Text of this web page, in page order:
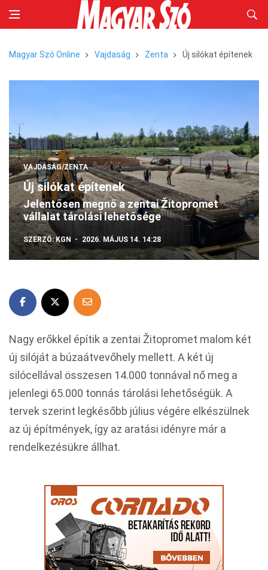
Magyar Szó Online Vajdaság Zenta Új silókat építenek
VAJDASÁG/ZENTA
Új silókat építenek
Jelentősen megnő a zentai Žitopromet
vállalat tárolási lehetősége
SZERZŐ:KGN 2026. MÁJUS 14. 14:28
Nagy erőkkel építik a zentai Žitopromet malom két
új silóját a búzaátvevőhely mellett. A két új
silócellával összesen 14.000 tonnával nő meg a
jelenlegi 65.000 tonnás tárolási lehetőségük. A
tervek szerint legkésőbb július végére elkészülnek
az új építmények, így az aratási idényre már a
rendelkezésükre állhat.